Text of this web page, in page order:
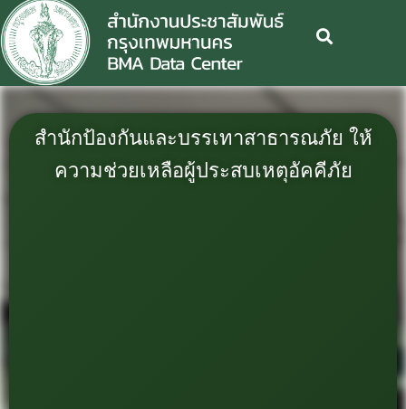
สำนักป้องกันและบรรเทาสาธารณภัย ให้
ความช่วยเหลือผู้ประสบเหตุอัคคีภัย